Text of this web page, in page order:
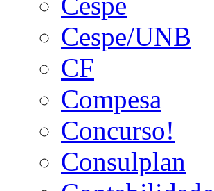
Cespe/UNB
CF
Compesa
Concurso!
Consulplan